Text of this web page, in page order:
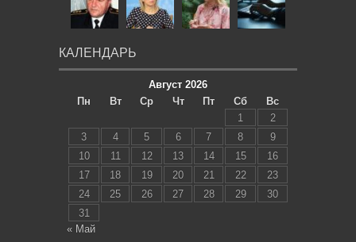
КАЛЕНДАРЬ
Август 2026
Пн
Вт Ср Чт Пт Сб
Вс
1
2
3
4 5 6 7 8
9
10
11 12 13 14 15
16
17
18 19 20 21 22
23
24
25 26 27 28 29
30
31
« Май